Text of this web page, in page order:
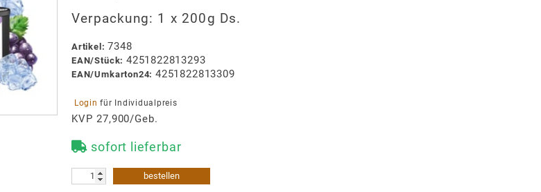
Verpackung: 1 x 200g Ds.
Artikel : 7348
EAN/Stück: 4251822813293
EAN/Umkarton24: 4251822813309
Login für Individualpreis
KVP 27,900/Geb.
sofort lieferbar
bestellen